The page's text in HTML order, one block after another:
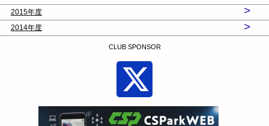
2015年度 >
2014年度 >
CLUB SPONSOR